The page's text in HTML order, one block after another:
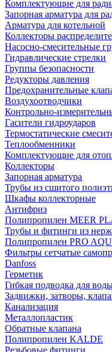
Комплектующие для
Запорная арматура для
Арматура для котельной
Коллекторы
Насосно-смесительные
Гидравлические стрелки
Группы безопасности
Редукторы давления
Предохранительные
Воздухоотводчики
Контрольно-
Гасители гидроударов
Термостатические
Теплообменники
Комплектующие для
Коллекторы
Запорная арматура
Трубы из сшитого
Шкафы коллекторные
Антифриз
Полипропилен MEER
Трубы и фитинги из
Полипропилен PRO
Фильтры сетчатые
Danfoss
Герметик
Гибкая подводка для
Задвижки, затворы,
Канализация
Металлопластик
Обратные клапана
Полипропилен KALDE
Резьбовые фитинги